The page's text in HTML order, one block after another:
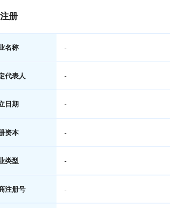
册
名称 -
代表人 -
日期 -
资本 -
类型 -
注册号 -